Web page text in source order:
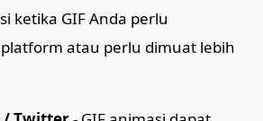
ketika GIF Anda perlu
atau perlu dimuat lebih